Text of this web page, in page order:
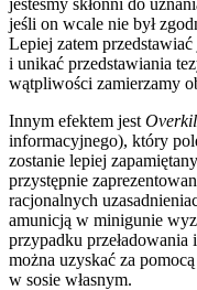
jeśli on wcale nie był
Lepiej zatem
i unikać przedstawiania
wątpliwości zamierzamy
Innym efektem jest
informacyjnego), który
zostanie lepiej
przystępnie
racjonalnych
amunicją w minigunie
przypadku
można uzyskać za
w sosie własnym.